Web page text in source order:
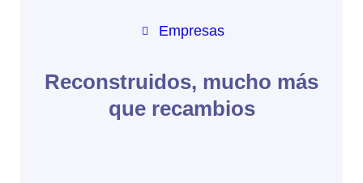
Empresas
Reconstruidos, mucho más
que recambios